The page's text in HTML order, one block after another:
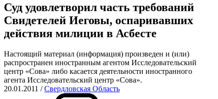
Суд удовлетворил часть требований
Свидетелей Иеговы, оспаривавших
действия милиции в Асбесте
Настоящий материал (информация) произведен и (или)
распространен иностранным агентом Исследовательский
центр «Сова» либо касается деятельности иностранного
агента Исследовательский центр «Сова».
20.01.2011 /Свердловская Область